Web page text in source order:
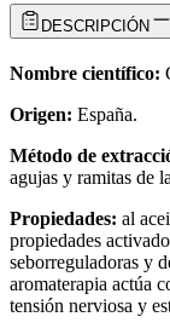
DESCRIPCIÓN
Nombre científico:
Origen: España.
Método de
agujas y ramitas de
Propiedades: al
propiedades
seborreguladoras y
aromaterapia actúa
tensión nerviosa y